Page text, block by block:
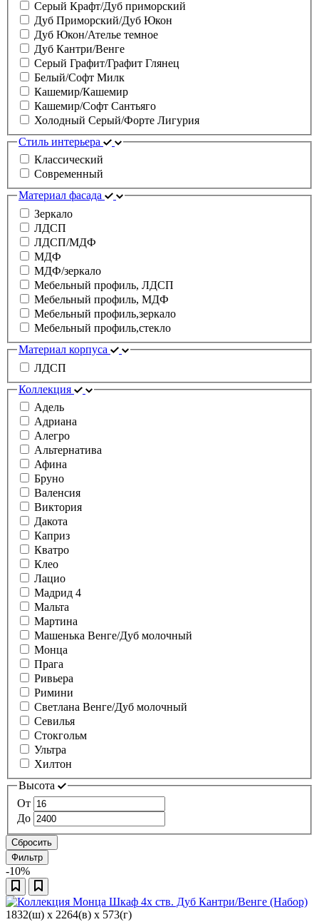
Серый Крафт/Дуб приморский
Дуб Приморский/Дуб Юкон
Дуб Юкон/Ателье темное
Дуб Кантри/Венге
Серый Графит/Графит Глянец
Белый/Софт Милк
Кашемир/Кашемир
Кашемир/Софт Сантьяго
Холодный Серый/Форте Лигурия
Стиль интерьера
Классический
Современный
Материал фасада
Зеркало
ЛДСП
ЛДСП/МДФ
МДФ
МДФ/зеркало
Мебельный профиль, ЛДСП
Мебельный профиль, МДФ
Мебельный профиль,зеркало
Мебельный профиль,стекло
Материал корпуса
ЛДСП
Коллекция
Адель
Адриана
Алегро
Альтернатива
Афина
Бруно
Валенсия
Виктория
Дакота
Каприз
Кватро
Клео
Лацио
Мадрид 4
Мальта
Мартина
Машенька Венге/Дуб молочный
Монца
Прага
Ривьера
Римини
Светлана Венге/Дуб молочный
Севилья
Стокгольм
Ультра
Хилтон
Высота
От
До
Сбросить
Фильтр
-10%
1832(ш) x 2264(в) x 573(г)